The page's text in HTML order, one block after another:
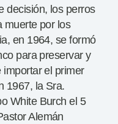
decisión, los perros
muerte por los
en 1964, se formó
para preservar y
el primer
1967, la Sra.
White Burch el 5
Alemán